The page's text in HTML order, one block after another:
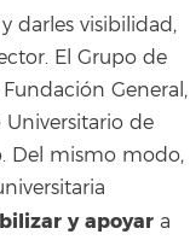
y darles visibilidad,
El Grupo de
General,
Universitario de
Del mismo modo,
y apoyar a